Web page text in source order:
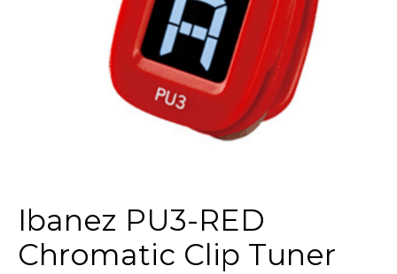
Ibanez PU3-RED
Chromatic Clip Tuner